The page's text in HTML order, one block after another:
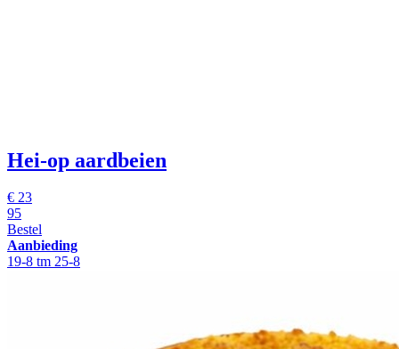
Hei-op aardbeien
€ 23
95
Bestel
Aanbieding
19-8 tm 25-8